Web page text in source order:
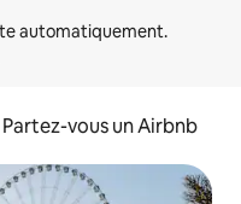
Partez-vous un Airbnb